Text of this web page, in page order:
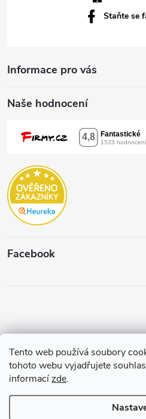
Tento web používá soubory
tohoto webu vyjadřujete
informacízde.
Informace pro vás
Naše hodnocení
Facebook
Staňte se
Vytvořil a spravuje
Copyright 2026 Štěpánková & C. .
nastavení